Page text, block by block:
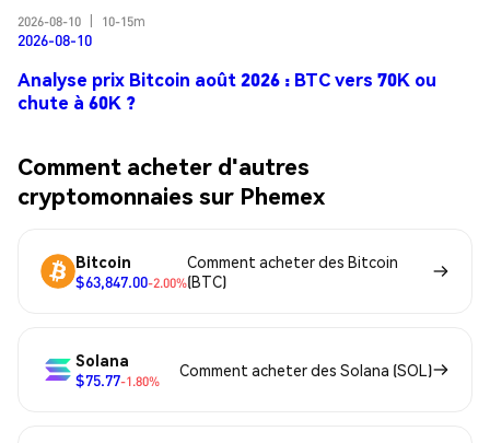
2026-08-10 10-15m
2026-08-10
Analyse prix Bitcoin août 2026 : BTC vers 70K ou
chute à 60K ?
Comment acheter d'autres
cryptomonnaies sur Phemex
Bitcoin
$63,847.00-2.00%
Comment acheter des Bitcoin
(BTC)
Solana
$75.77-1.80%
Comment acheter des Solana (SOL)